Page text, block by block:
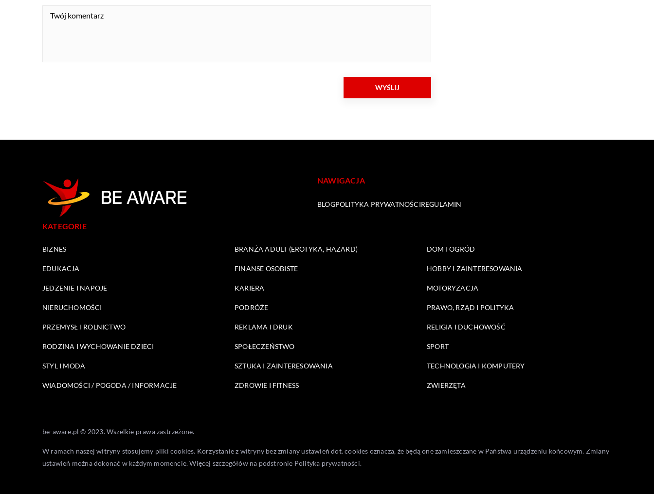
NAWIGACJA
BLOGPOLITYKA PRYWATNOŚCIREGULAMIN
KATEGORIE
BIZNES BRANŻA ADULT (EROTYKA, HAZARD) DOM I OGRÓD
EDUKACJA FINANSE OSOBISTE HOBBY I ZAINTERESOWANIA
JEDZENIE I NAPOJE KARIERA MOTORYZACJA
NIERUCHOMOŚCI PODRÓŻE PRAWO, RZĄD I POLITYKA
PRZEMYSŁ I ROLNICTWO REKLAMA I DRUK RELIGIA I DUCHOWOŚĆ
RODZINA I WYCHOWANIE DZIECI SPOŁECZEŃSTWO SPORT
STYL I MODA SZTUKA I ZAINTERESOWANIA TECHNOLOGIA I KOMPUTERY
WIADOMOŚCI / POGODA / INFORMACJE ZDROWIE I FITNESS ZWIERZĘTA
be-aware.pl © 2023. Wszelkie prawa zastrzeżone.
W ramach naszej witryny stosujemy pliki cookies. Korzystanie z witryny bez zmiany ustawień dot. cookies oznacza, że będą one zamieszczane w Państwa urządzeniu końcowym. Zmiany
ustawień można dokonać w każdym momencie. Więcej szczegółów na podstronie Polityka prywatności.